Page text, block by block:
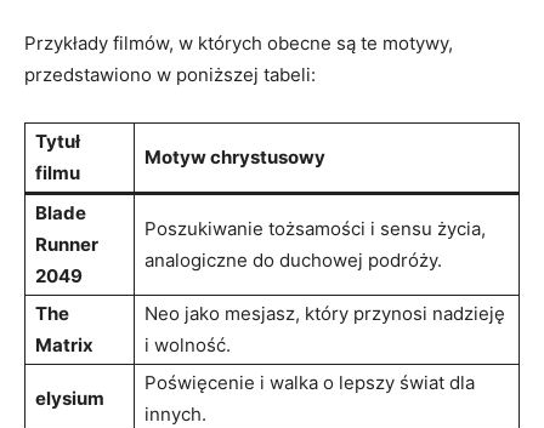
Przykłady filmów, w których obecne są te motywy,
przedstawiono w poniższej tabeli:
Tytuł
filmu
Motyw chrystusowy
Blade
Runner
2049
Poszukiwanie tożsamości i sensu życia,
analogiczne do duchowej podróży.
The
Matrix
Neo jako mesjasz, który przynosi nadzieję
i wolność.
elysium
Poświęcenie i walka o lepszy świat dla
innych.